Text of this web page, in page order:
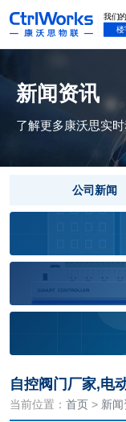
新闻资讯
了解更多康沃思实
公司新闻
自控阀门厂家,电
当前位置： 首页 > 新